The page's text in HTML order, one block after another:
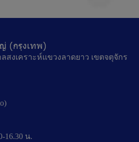
(กรุงเทพ)
ลสงเคราะห์แขวงลาดยาว เขตจตุจักร
16.30 น.